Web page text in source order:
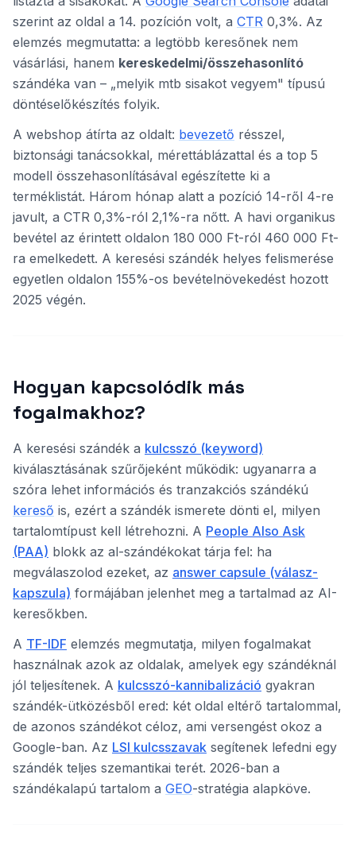
szerint az oldal a 14. pozíción volt, a CTR 0,3%. Az
elemzés megmutatta: a legtöbb keresőnek nem
vásárlási, hanem kereskedelmi/összehasonlító
szándéka van – „melyik mtb sisakot vegyem" típusú
döntéselőkészítés folyik.
A webshop átírta az oldalt: bevezető résszel,
biztonsági tanácsokkal, mérettáblázattal és a top 5
modell összehasonlításával egészítette ki a
terméklistát. Három hónap alatt a pozíció 14-ről 4-re
javult, a CTR 0,3%-ról 2,1%-ra nőtt. A havi organikus
bevétel az érintett oldalon 180 000 Ft-ról 460 000 Ft-
ra emelkedett. A keresési szándék helyes felismerése
egyetlen oldalon 155%-os bevételnövekedést hozott
2025 végén.
Hogyan kapcsolódik más
fogalmakhoz?
A keresési szándék a kulcsszó (keyword)
kiválasztásának szűrőjeként működik: ugyanarra a
szóra lehet információs és tranzakciós szándékú
kereső is, ezért a szándék ismerete dönti el, milyen
tartalomtípust kell létrehozni. A People Also Ask
(PAA) blokk az al-szándékokat tárja fel: ha
megválaszolod ezeket, az answer capsule (válasz-
kapszula) formájában jelenhet meg a tartalmad az AI-
keresőkben.
A TF-IDF elemzés megmutatja, milyen fogalmakat
használnak azok az oldalak, amelyek egy szándéknál
jól teljesítenek. A kulcsszó-kannibalizáció gyakran
szándék-ütközésből ered: két oldal eltérő tartalommal,
de azonos szándékot céloz, ami versengést okoz a
Google-ban. Az LSI kulcsszavak segítenek lefedni egy
szándék teljes szemantikai terét. 2026-ban a
szándékalapú tartalom a GEO-stratégia alapköve.